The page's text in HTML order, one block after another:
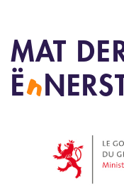
MAT
Ën